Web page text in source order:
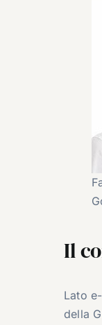
Il
Lato
della